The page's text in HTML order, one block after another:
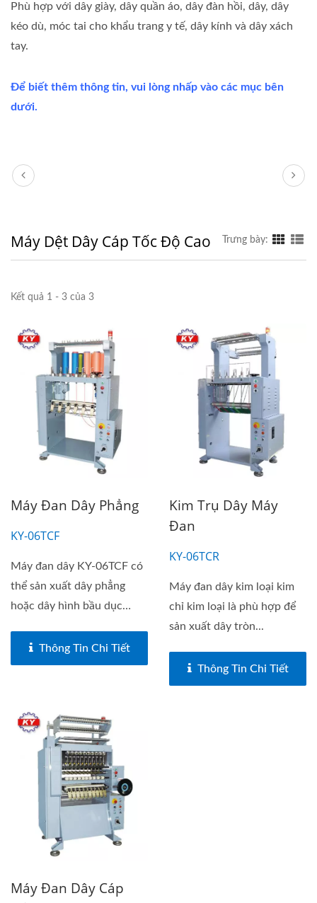
Phù hợp với dây giày, dây quần áo, dây đàn hồi, dây, dây
kéo dù, móc tai cho khẩu trang y tế, dây kính và dây xách
tay.
Để biết thêm thông tin, vui lòng nhấp vào các mục bên
dưới.
Máy Dệt Dây Cáp Tốc Độ Cao Trưng bày:
Kết quả 1 - 3 của 3
Máy Đan Dây Phẳng
KY-06TCF
Máy đan dây KY-06TCF có
thể sản xuất dây phẳng
hoặc dây hình bầu dục
Thông Tin Chi Tiết
Kim Trụ Dây Máy
Đan
KY-06TCR
Máy đan dây kim loại kim
chỉ kim loại là phù hợp để
sản xuất dây tròn...
Thông Tin Chi Tiết
Máy Đan Dây Cáp